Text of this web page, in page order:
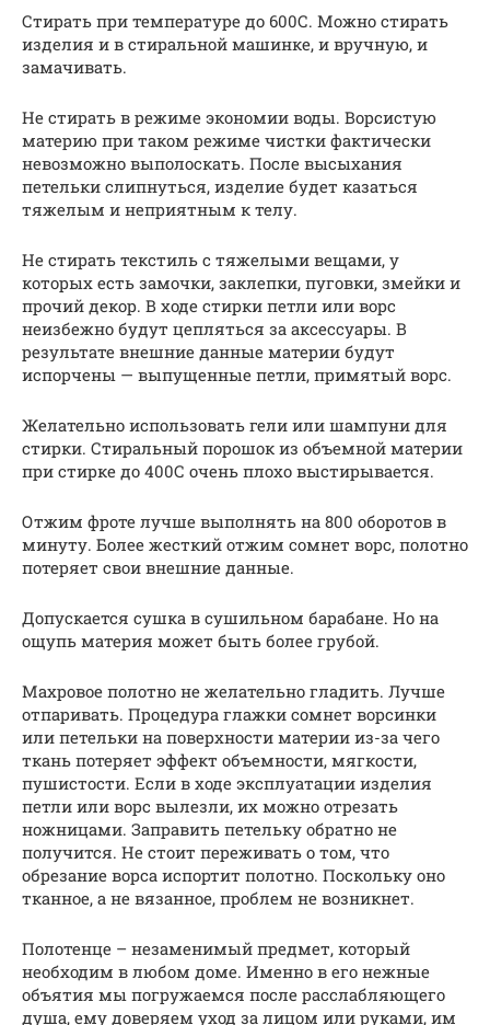
Стирать при температуре до 600С. Можно стирать
изделия и в стиральной машинке, и вручную, и
замачивать.
Не стирать в режиме экономии воды. Ворсистую
материю при таком режиме чистки фактически
невозможно выполоскать. После высыхания
петельки слипнуться, изделие будет казаться
тяжелым и неприятным к телу.
Не стирать текстиль с тяжелыми вещами, у
которых есть замочки, заклепки, пуговки, змейки и
прочий декор. В ходе стирки петли или ворс
неизбежно будут цепляться за аксессуары. В
результате внешние данные материи будут
испорчены — выпущенные петли, примятый ворс.
Желательно использовать гели или шампуни для
стирки. Стиральный порошок из объемной материи
при стирке до 400С очень плохо выстирывается.
Отжим фроте лучше выполнять на 800 оборотов в
минуту. Более жесткий отжим сомнет ворс, полотно
потеряет свои внешние данные.
Допускается сушка в сушильном барабане. Но на
ощупь материя может быть более грубой.
Махровое полотно не желательно гладить. Лучше
отпаривать. Процедура глажки сомнет ворсинки
или петельки на поверхности материи из-за чего
ткань потеряет эффект объемности, мягкости,
пушистости. Если в ходе эксплуатации изделия
петли или ворс вылезли, их можно отрезать
ножницами. Заправить петельку обратно не
получится. Не стоит переживать о том, что
обрезание ворса испортит полотно. Поскольку оно
тканное, а не вязанное, проблем не возникнет.
Полотенце – незаменимый предмет, который
необходим в любом доме. Именно в его нежные
объятия мы погружаемся после расслабляющего
душа, ему доверяем уход за лицом или руками, им